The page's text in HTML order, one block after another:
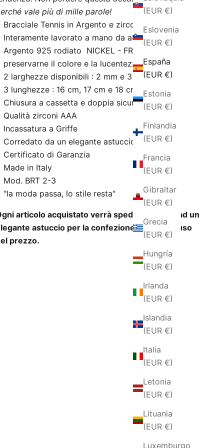
(EUR €)
Eslovenia
(EUR €)
España
(EUR €)
Estonia
(EUR €)
Finlandia
(EUR €)
Francia
(EUR €)
Gibraltar
(EUR €)
Grecia
(EUR €)
Hungría
(EUR €)
Irlanda
(EUR €)
Islandia
(EUR €)
Italia
(EUR €)
Letonia
(EUR €)
Lituania
(EUR €)
Luxemburgo
vale più di mille parole!
Bracciale Tennis in Argento e zirconi
Interamente lavorato a mano da abili artigiani
Argento 925 rodiato NICKEL - FREE per
preservarne il colore e la lucentezza nel tempo
2 larghezze disponibili : 2 mm e 3 mm
3 lunghezze : 16 cm, 17 cm e 18 cm
Chiusura a cassetta e doppia sicurezza
Qualità zirconi AAA
Incassatura a Griffe
Corredato da un elegante astuccio
Certificato di Garanzia
Made in Italy
Mod. BRT 2-3
"la moda passa, lo stile resta"
articolo acquistato verrà spedito insieme ad un
astuccio per la confezione regalo incluso
prezzo.